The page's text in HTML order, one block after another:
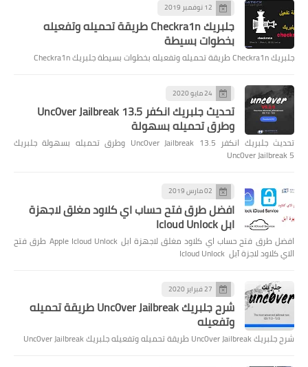
12 نوفمبر 2019
جلبريك Checkra1n طريقة تحميله وتفعيله
بخطوات بسيطة
جلبريك Checkra1n طريقة تحميله وتفعيله بخطوات بسيطة جلبريك Checkra1n
24 مايو 2020
تحديث جلبريك انكفر Unc0ver Jailbreak 13.5
وطرق تحميله بسهولة
تحديث جلبريك انكفر Unc0ver Jailbreak 13.5 وطرق تحميله بسهولة جلبريك
Unc0ver Jailbreak 5
02 مارس 2019
افضل طرق فتح حساب اي كلاود مغلق لاجهزة
ابل Icloud Unlock
افضل طرق فتح حساب اي كلاود مغلق لاجهزة ابل Apple Icloud Unlock طرق فتح
الاي كلاود لاجزة آبل Icloud Unlock
27 فبراير 2020
شرح جلبريك Unc0ver Jailbreak طريقة تحميله
وتفعيله
شرح جلبريك Unc0ver Jailbreak طريقة تحميله وتفعيله جلبريك Unc0ver Jailbreak